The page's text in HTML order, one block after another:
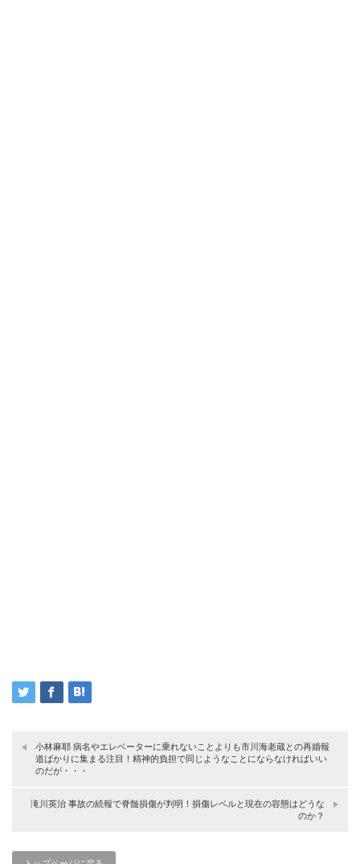
小林麻耶 病名やエレベーターに乗れないことよりも市川海老蔵との再婚報
道ばかりに集まる注目！精神的負担で同じようなことにならなければいい
のだが・・・
滝川英治 事故の続報で脊髄損傷が判明！損傷レベルと現在の容態はどうな
のか？